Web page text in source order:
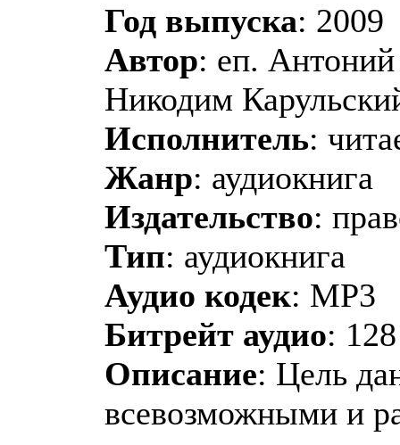
Год выпуска: 2009
Автор: еп.
Никодим
Исполнитель:
Жанр: аудиокнига
Издательство:
Тип: аудиокнига
Аудио кодек: MP3
Битрейт аудио:
Описание: Цель
всевозможными и